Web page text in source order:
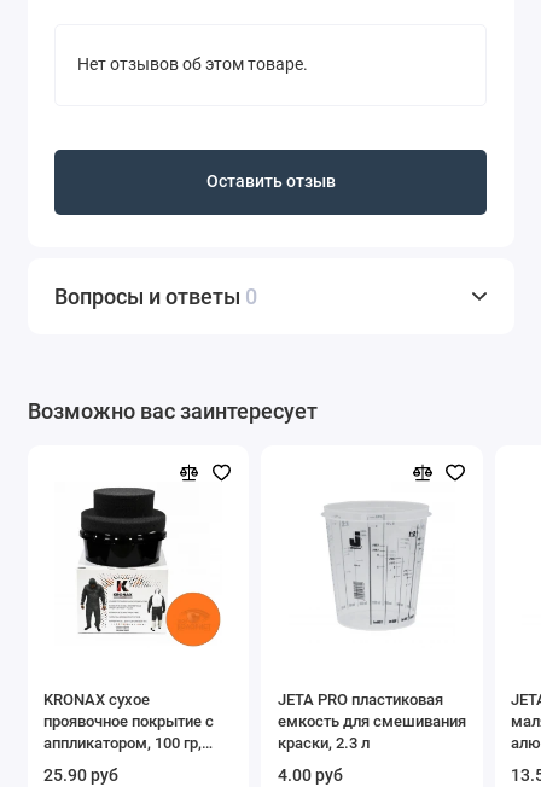
Нет отзывов об этом товаре.
Оставить отзыв
Вопросы и ответы 0
Возможно вас заинтересует
KRONAX сухое
проявочное покрытие с
аппликатором, 100 гр,
красный
25.90 руб
JETA PRO пластиковая
емкость для смешивания
краски, 2.3 л
4.00 руб